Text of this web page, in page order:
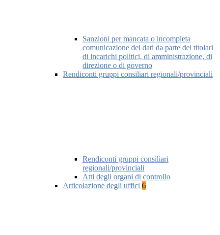
Sanzioni per mancata o incompleta
comunicazione dei dati da parte dei titolari
di incarichi politici, di amministrazione, di
direzione o di governo
Rendiconti gruppi consiliari regionali/provinciali
Rendiconti gruppi consiliari
regionali/provinciali
Atti degli organi di controllo
Articolazione degli uffici 6